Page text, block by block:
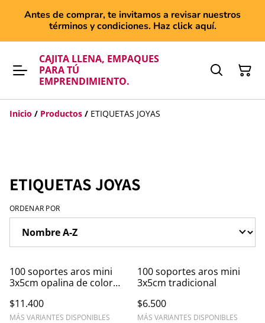
Antes de comprar, te invitamos a revisar nuestros
términos y condiciones. Haz click aquí.
CAJITA LLENA, EMPAQUES
PARA TÚ
EMPRENDIMIENTO.
Inicio / Productos / ETIQUETAS JOYAS
ETIQUETAS JOYAS
ORDENAR POR
100 soportes aros mini
3x5cm opalina de color
$11.400
MÁS VARIANTES DISPONIBLES
100 soportes aros mini
3x5cm tradicional
$6.500
MÁS VARIANTES DISPONIBLES